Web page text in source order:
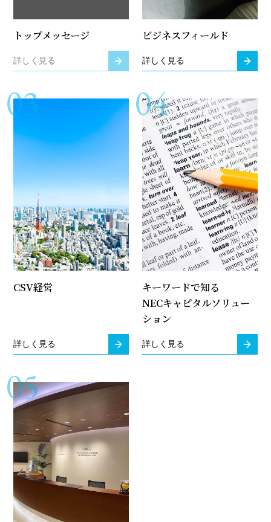
トップメッセージ
詳しく見る
ビジネスフィールド
詳しく見る
03
CSV経営
詳しく見る
04
キーワードで知る
NECキャピタルソリュー
ション
詳しく見る
05